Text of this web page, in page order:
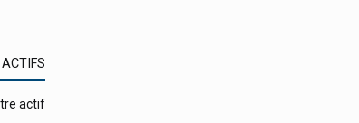
ACTIFS
actif